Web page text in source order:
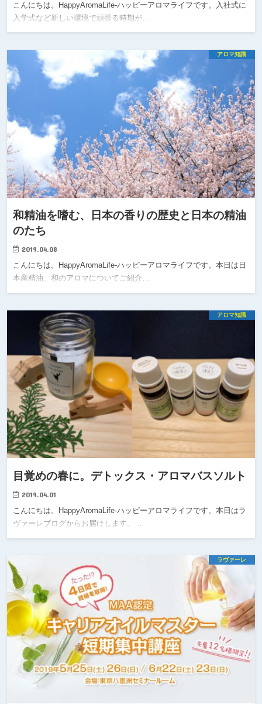
こんにちは。HappyAromaLife-ハッピーアロマライフです。入社式に
入学式など新しい環境で頑張る時期が…
アロマ知識
和精油を嗜む、日本の香りの歴史と日本の精油
のたち
2019.04.08
こんにちは。HappyAromaLife-ハッピーアロマライフです。本日は日
本産精油、和のアロマについてご紹介…
アロマ知識
目覚めの春に。デトックス・アロマバスソルト
2019.04.01
こんにちは。HappyAromaLife-ハッピーアロマライフです。本日はラ
ヴァーレブログからお届けします。 …
ラヴァーレ